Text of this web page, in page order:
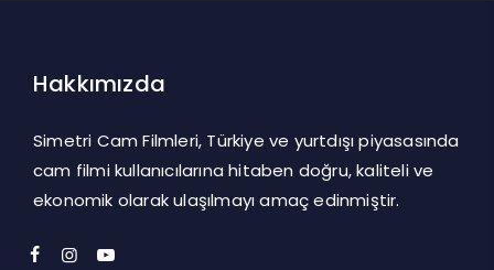
Hakkımızda
Simetri Cam Filmleri, Türkiye ve yurtdışı piyasasında
cam filmi kullanıcılarına hitaben doğru, kaliteli ve
ekonomik olarak ulaşılmayı amaç edinmiştir.